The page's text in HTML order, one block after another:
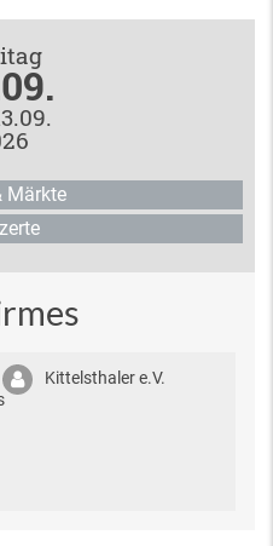
Märkte
Kittelsthaler e.V.